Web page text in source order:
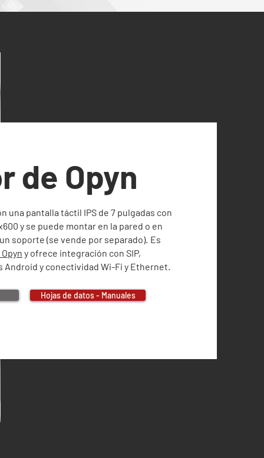
de Opyn
una pantalla táctil IPS de 7 pulgadas con
y se puede montar en la pared o en
soporte (se vende por separado). Es
y ofrece integración con SIP,
Android y conectividad Wi-Fi y Ethernet.
Hojas de datos - Manuales